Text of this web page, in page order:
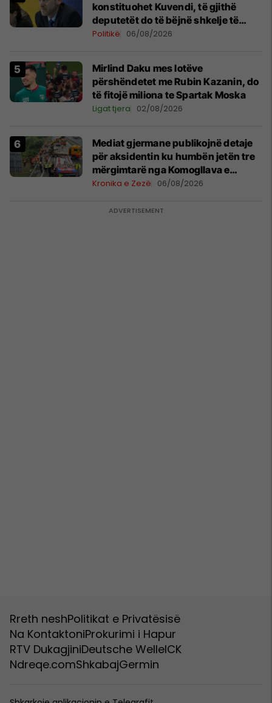
konstituohet Kuvendi, të gjithë
deputetët do të bëjnë shkelje të
rëndë kushtetuese
Politikë 06/08/2026
Mirlind Daku mes lotëve
përshëndetet me Rubin Kazanin, do
të fitojë miliona te Spartak Moska
Ligat tjera 02/08/2026
Mediat gjermane publikojnë detaje
për aksidentin ku humbën jetën tre
mërgimtarë nga Komogllava e
Ferizajt
Kronika e Zezë 06/08/2026
Rreth neshPolitikat e Privatësisë
Na KontaktoniProkurimi i Hapur
RTV DukagjiniDeutsche WelleICK
Ndreqe.comShkabajGermin